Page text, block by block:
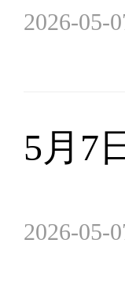
2026-05-
5月7
2026-05-